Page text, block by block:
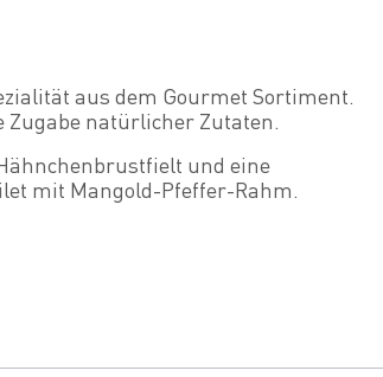
aus dem Gourmet Sortiment.
Zugabe natürlicher Zutaten.
und eine
mit Mangold-Pfeffer-Rahm.